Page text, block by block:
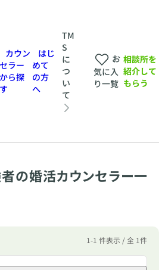
カウン
セラー
から探
す
はじ
めて
の方
へ
TM
S
に
つ
い
て
お
気に入
り一覧
相談所を
紹介して
もらう
の婚活カウンセラー一
1-1 件表示 / 全 1件